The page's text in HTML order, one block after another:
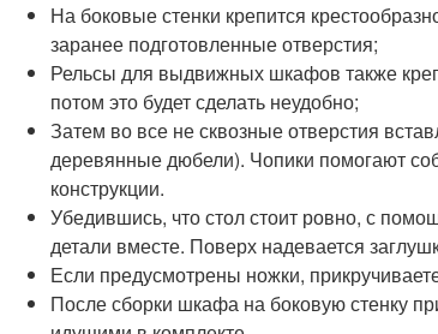
На боковые стенки крепится
заранее подготовленные отверстия;
Рельсы для выдвижных шкафов также
потом это будет сделать неудобно;
Затем во все не сквозные отверстия
деревянные дюбели). Чопики помогают
конструкции.
Убедившись, что стол стоит ровно, с
детали вместе. Поверх надевается
Если предусмотрены ножки,
После сборки шкафа на боковую стенку